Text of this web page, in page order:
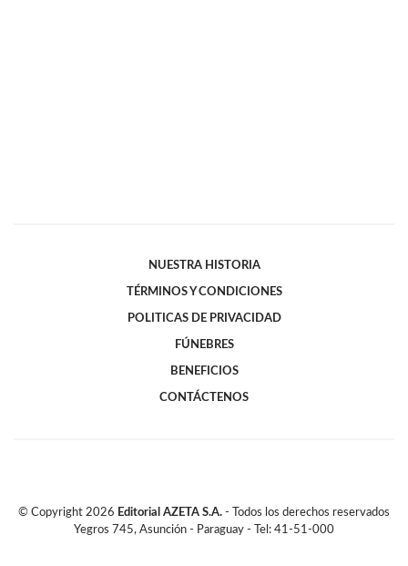
NUESTRA HISTORIA
TÉRMINOS Y CONDICIONES
POLITICAS DE PRIVACIDAD
FÚNEBRES
BENEFICIOS
CONTÁCTENOS
© Copyright 2026 Editorial AZETA S.A. - Todos los derechos reservados
Yegros 745, Asunción - Paraguay - Tel: 41-51-000